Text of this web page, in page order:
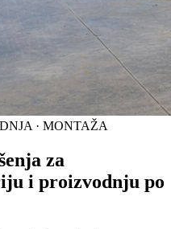
· MONTAŽA
za
i proizvodnju po